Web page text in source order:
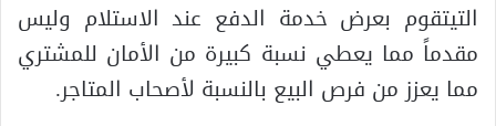
التيتقوم بعرض خدمة الدفع عند الاستلام وليس
مقدماً مما يعطي نسبة كبيرة من الأمان للمشتري
مما يعزز من فرص البيع بالنسبة لأصحاب المتاجر.